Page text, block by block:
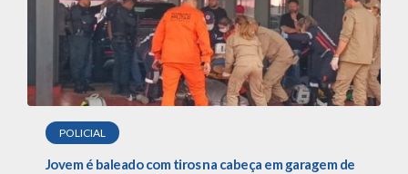
POLICIAL
Jovem é baleado com tiros na cabeça em garagem de